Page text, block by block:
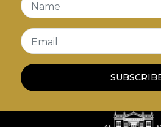
Name
Email